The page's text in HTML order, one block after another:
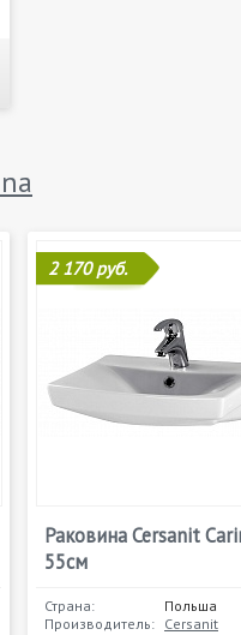
2 170 руб.
Раковина Cersanit
55см
Страна:
Польша
Производитель: Cersanit